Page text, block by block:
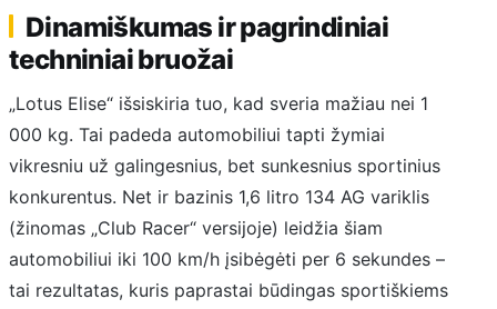
Dinamiškumas ir pagrindiniai
techniniai bruožai
„Lotus Elise“ išsiskiria tuo, kad sveria mažiau nei 1
000 kg. Tai padeda automobiliui tapti žymiai
vikresniu už galingesnius, bet sunkesnius sportinius
konkurentus. Net ir bazinis 1,6 litro 134 AG variklis
(žinomas „Club Racer“ versijoje) leidžia šiam
automobiliui iki 100 km/h įsibėgėti per 6 sekundes –
tai rezultatas, kuris paprastai būdingas sportiškiems